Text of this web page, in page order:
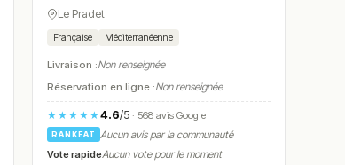
Le Pradet
Française Méditerranéenne
Livraison :Non renseignée
Réservation en ligne :Non renseignée
★★★★★4.6/5 · 568 avis Google
RANKEAT
Aucun avis par la communauté
Vote rapideAucun vote pour le moment